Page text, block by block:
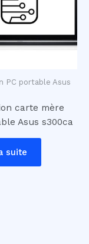
PC portable Asus
carte mère
Asus s300ca
suite